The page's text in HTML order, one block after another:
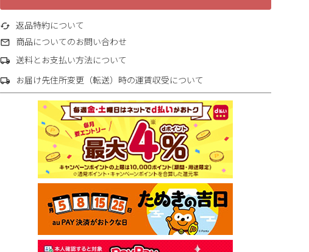
返品特約について
商品についてのお問い合わせ
送料とお支払い方法について
お届け先住所変更（転送）時の運賃収受について